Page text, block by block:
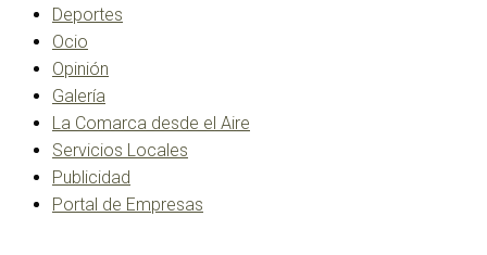
Deportes
Ocio
Opinión
Galería
La Comarca desde el Aire
Servicios Locales
Publicidad
Portal de Empresas